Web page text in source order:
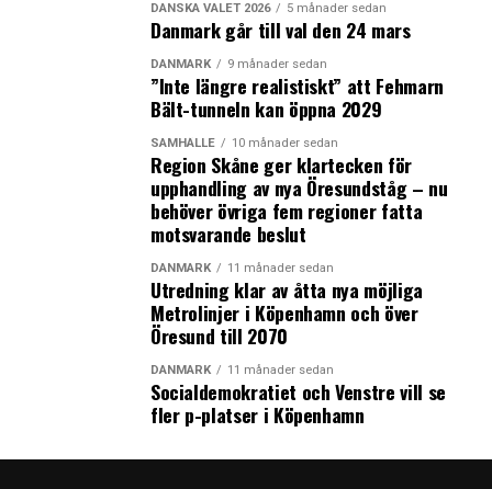
DANSKA VALET 2026 5 månader sedan
Danmark går till val den 24 mars
DANMARK 9 månader sedan
”Inte längre realistiskt” att Fehmarn
Bält-tunneln kan öppna 2029
SAMHÄLLE 10 månader sedan
Region Skåne ger klartecken för
upphandling av nya Öresundståg – nu
behöver övriga fem regioner fatta
motsvarande beslut
DANMARK 11 månader sedan
Utredning klar av åtta nya möjliga
Metrolinjer i Köpenhamn och över
Öresund till 2070
DANMARK 11 månader sedan
Socialdemokratiet och Venstre vill se
fler p-platser i Köpenhamn